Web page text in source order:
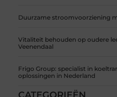
Duurzame stroomvoorziening
Vitaliteit behouden op oudere
Veenendaal
Frigo Group: specialist in
oplossingen in Nederland